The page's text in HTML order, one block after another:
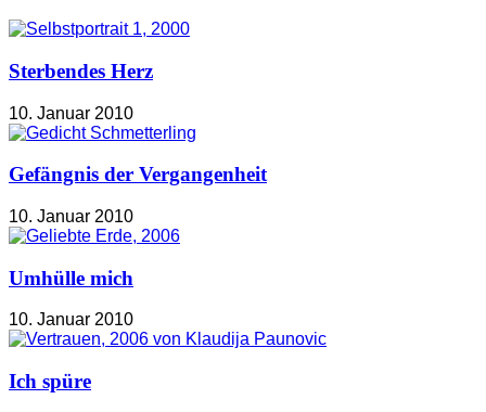
Sterbendes Herz
10. Januar 2010
Gefängnis der Vergangenheit
10. Januar 2010
Umhülle mich
10. Januar 2010
Ich spüre